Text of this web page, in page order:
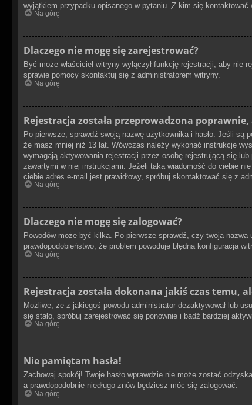
wyjątkiem przypadku opisanego w pytaniu „Z kim się
Na górę
Dlaczego nie mogę się zarejestrować?
Być może właściciel witryny wyłączył funkcję rejestracji, aby nie
sprawie pomocy skontaktuj się z administratorem witryny.
Na górę
Rejestracja została przeprowadzona
Po pierwsze, sprawdź swoją nazwę użytkownika i hasło. Jeśli są
że masz mniej niż 13 lat. Wówczas należy wykonać instrukcje
wymagają aktywowania rejestracji przez osobę rejestrującą się
zawartymi w niej instrukcjami. Jeżeli taka wiadomość do ciebie
ciebie adres e-mail jest prawidłowy, spróbuj skontaktować się z
Na górę
Dlaczego nie mogę się zalogować?
Powodów może być kilka. Po pierwsze sprawdź, czy twoja
prawdopodobieństwo, że problem powoduje błędna konfiguracja
Na górę
Rejestracja została dokonana jakiś czas temu,
Możliwe, że z jakiegoś powodu administrator dezaktywował lub
się stało, spróbuj zarejestrować się ponownie i bądź bardziej
Na górę
Nie pamiętam hasła!
Zachowaj spokój! Twoje hasło wprawdzie nie może zostać
a prawdopodobnie niedługo znów będziesz móc się zalogować.
Na górę